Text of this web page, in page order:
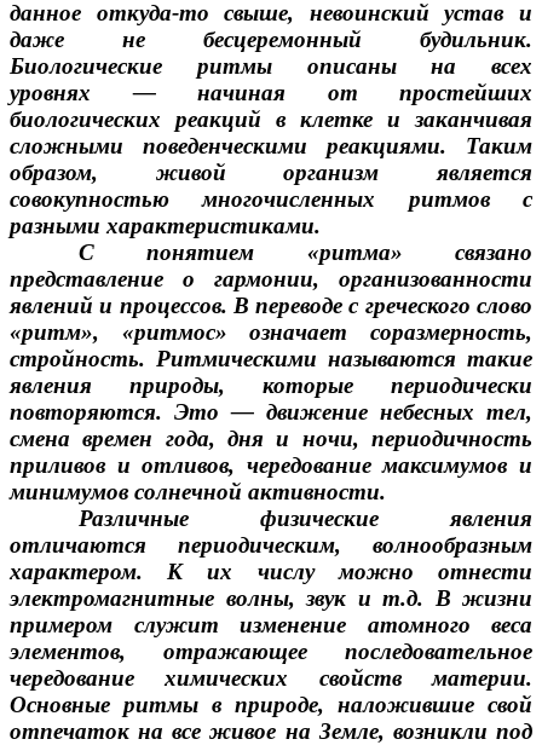
данное откуда-то свыше, невоинский устав и
даже не бесцеремонный будильник.
Биологические ритмы описаны на всех
уровнях — начиная от простейших
биологических реакций в клетке и заканчивая
сложными поведенческими реакциями. Таким
образом, живой организм является
совокупностью многочисленных ритмов с
разными характеристиками.
С понятием «ритма» связано
представление о гармонии, организованности
явлений и процессов. В переводе с греческого слово
«ритм», «ритмос» означает соразмерность,
стройность. Ритмическими называются такие
явления природы, которые периодически
повторяются. Это — движение небесных тел,
смена времен года, дня и ночи, периодичность
приливов и отливов, чередование максимумов и
минимумов солнечной активности.
Различные физические явления
отличаются периодическим, волнообразным
характером. К их числу можно отнести
электромагнитные волны, звук и т.д. В жизни
примером служит изменение атомного веса
элементов, отражающее последовательное
чередование химических свойств материи.
Основные ритмы в природе, наложившие свой
отпечаток на все живое на Земле, возникли под